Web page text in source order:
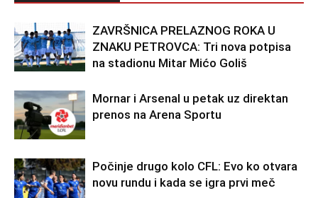
ZAVRŠNICA PRELAZNOG ROKA U
ZNAKU PETROVCA: Tri nova potpisa
na stadionu Mitar Mićo Goliš
Mornar i Arsenal u petak uz direktan
prenos na Arena Sportu
Počinje drugo kolo CFL: Evo ko otvara
novu rundu i kada se igra prvi meč